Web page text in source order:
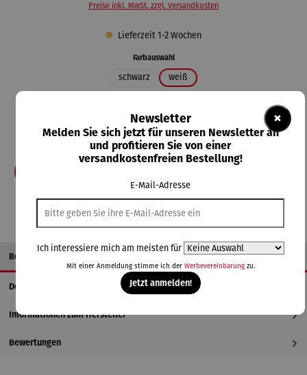
Preise inkl. MwSt. zzgl. Versandkosten
Lieferzeit 1-2 Wochen
Farbauswahlauswählen
schwarz weiß
L M S
XXL
XXS
Beschreibung
Details
Informationen zum Hersteller
Bewertungen
×
Newsletter
Melden Sie sich jetzt für unseren Newsletter an
und profitieren Sie von einer
versandkostenfreien Bestellung!
E-Mail-Adresse
Ich interessiere mich am meisten für
Mit einer Anmeldung stimme ich der Werbevereinbarungzu.
Jetzt anmelden!